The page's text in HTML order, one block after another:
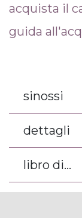
acquista il
guida
sinossi
dettagli
libro di...